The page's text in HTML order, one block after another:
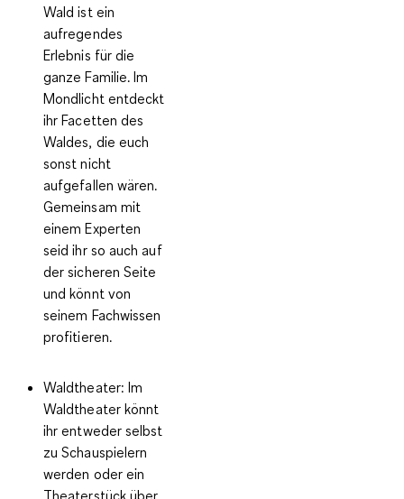
Wald ist ein
aufregendes
Erlebnis für die
ganze Familie.Im
Mondlicht entdeckt
ihr Facetten des
Waldes, die euch
sonst nicht
aufgefallen wären.
Gemeinsam mit
einem Experten
seid ihr so auch auf
der sicheren Seite
und könnt von
seinem Fachwissen
profitieren.
Waldtheater: Im
Waldtheater könnt
ihr entweder selbst
zu Schauspielern
werden oder ein
Theaterstück über